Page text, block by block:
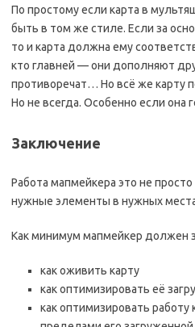
По простому если карта в
быть в том же стиле. Если за
то и карта должна ему
кто главней — они дополняют
противоречат… Но всё же карту
Но не всегда. Особенно если она
Заключение
Работа мапмейкера это не
нужные элементы в нужных
Как минимум мапмейкер должен
как оживить карту
как оптимизировать её
как оптимизировать работу